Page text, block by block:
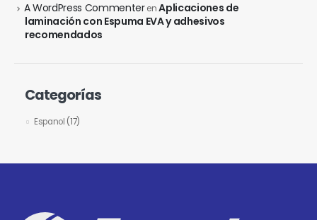
A WordPress CommenterenAplicaciones de
laminación con Espuma EVA y adhesivos
recomendados
Categorías
Espanol (17)